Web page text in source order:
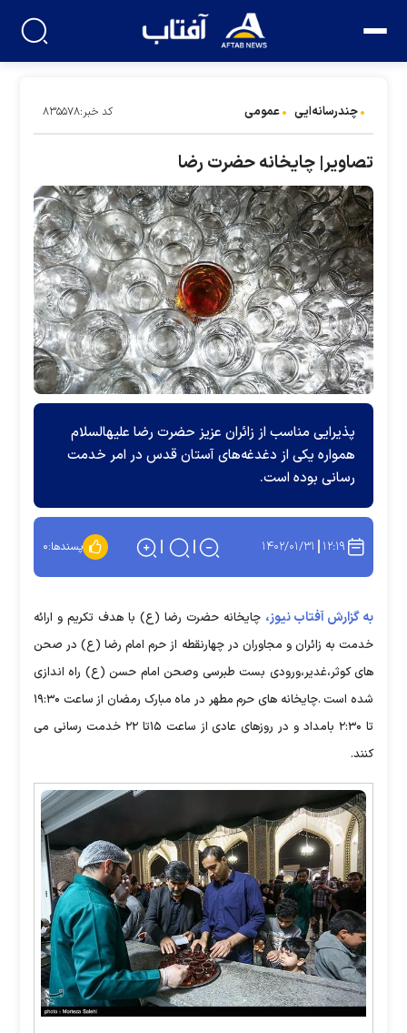
چندرسانه‌ایی عمومی کد خبر:۸۳۵۵۷۸
تصاویر| چایخانه حضرت رضا
پذیرایی مناسب از زائران عزیز حضرت رضا علیهالسلام
همواره یکی از دغدغه‌های آستان قدس در امر خدمت
رسانی بوده است.
۱۲:۱۹ ۱۴۰۲/۰۱/۳۱ پسندها:۰
به گزارش آفتاب نیوز، چایخانه حضرت رضا (ع) با هدف تکریم و ارائه
خدمت به زائران و مجاوران در چهارنقطه از حرم امام رضا (ع) در صحن
های کوثر،غدیر،ورودی بست طبرسی وصحن امام حسن (ع) راه اندازی
شده است .چایخانه های حرم مطهر در ماه مبارک رمضان از ساعت ۱۹:۳۰
تا ۲:۳۰ بامداد و در روزهای عادی از ساعت ۱۵تا ۲۲ خدمت رسانی می
کنند.